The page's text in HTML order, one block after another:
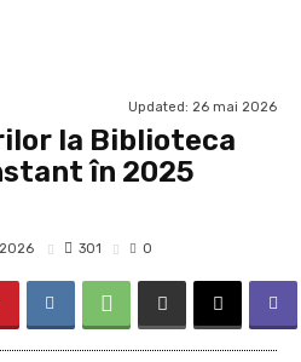
Updated: 26 mai 2026
la Biblioteca
în 2025
301 0